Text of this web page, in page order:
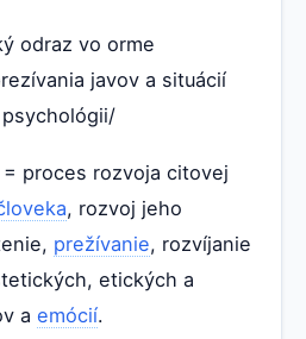
odraz vo orme
javov a situácií
= proces rozvoja citovej
, rozvoj jeho
prežívanie, rozvíjanie
etických a
a emócií.